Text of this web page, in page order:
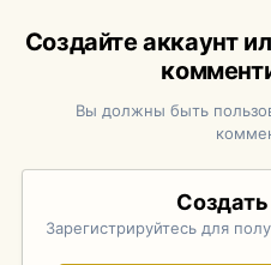
Создайте аккаунт
Вы должны быть
Зарегистрируйтесь для